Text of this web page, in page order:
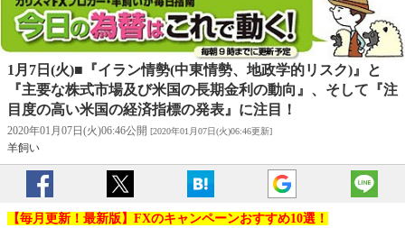
1月7日(火)■『イラン情勢(中東情勢、地政学的リスク)』と
『主要な株式市場及び米国の長期金利の動向』、そして『注
目度の高い米国の経済指標の発表』に注目！
2020年01月07日(火)06:46公開 [2020年01月07日(火)06:46更新]
羊飼い
【毎月更新！最新版】FXのキャンペーンおすすめ10選！